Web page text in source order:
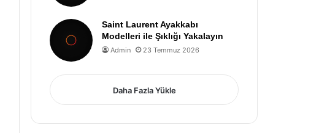
Saint Laurent Ayakkabı
Modelleri ile Şıklığı Yakalayın
Admin 23 Temmuz 2026
Daha Fazla Yükle